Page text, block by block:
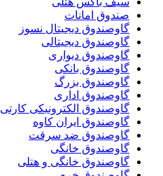
صندوق امانات
گاوصندوق دیجیتال نسوز
گاوصندوق دیجیتالی
گاوصندوق دیواری
گاوصندوق بانکی
گاوصندوق بزرگ
گاوصندوق اداری
گاوصندوق الکترونیکی کارتی
گاوصندوق ایران کاوه
گاوصندوق ضد سرقت
گاوصندوق خانگی
گاوصندوق خانگی و هتلی